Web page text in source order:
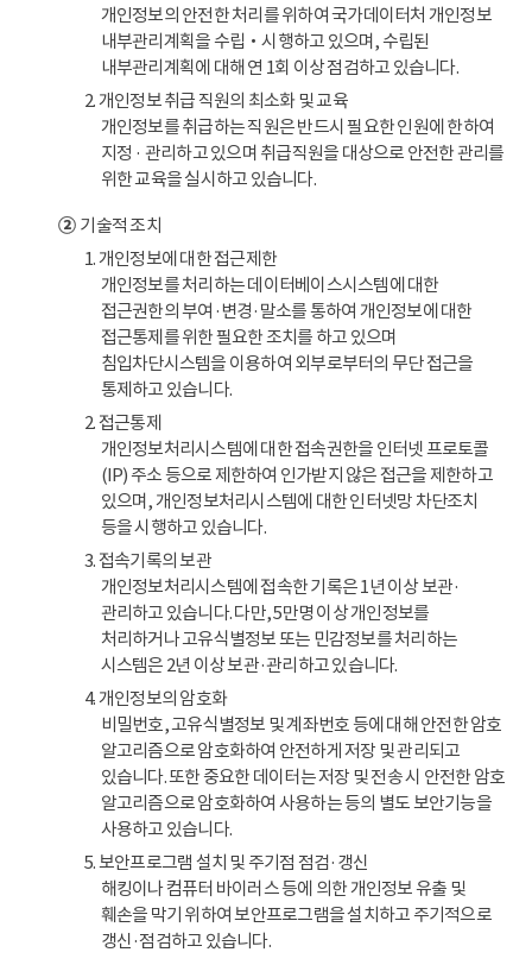
개인정보의 안전한 처리를 위하여 국가데이터처 개인정보
내부관리계획을 수립‧시행하고 있으며, 수립된
내부관리계획에 대해 연 1회 이상 점검하고 있습니다.
2. 개인정보 취급 직원의 최소화 및 교육
개인정보를 취급하는 직원은 반드시 필요한 인원에 한하여
지정 · 관리하고 있으며 취급직원을 대상으로 안전한 관리를
위한 교육을 실시하고 있습니다.
②기술적 조치
1. 개인정보에 대한 접근제한
개인정보를 처리하는 데이터베이스시스템에 대한
접근권한의 부여·변경·말소를 통하여 개인정보에 대한
접근통제를 위한 필요한 조치를 하고 있으며
침입차단시스템을 이용하여 외부로부터의 무단 접근을
통제하고 있습니다.
2. 접근통제
개인정보처리시스템에 대한 접속권한을 인터넷 프로토콜
(IP) 주소 등으로 제한하여 인가받지 않은 접근을 제한하고
있으며, 개인정보처리시스템에 대한 인터넷망 차단조치
등을 시행하고 있습니다.
3. 접속기록의 보관
개인정보처리시스템에 접속한 기록은 1년 이상 보관·
관리하고 있습니다. 다만, 5만명 이상 개인정보를
처리하거나 고유식별정보 또는 민감정보를 처리하는
시스템은 2년 이상 보관·관리하고 있습니다.
4. 개인정보의 암호화
비밀번호, 고유식별정보 및 계좌번호 등에 대해 안전한 암호
알고리즘으로 암호화하여 안전하게 저장 및 관리되고
있습니다. 또한 중요한 데이터는 저장 및 전송 시 안전한 암호
알고리즘으로 암호화하여 사용하는 등의 별도 보안기능을
사용하고 있습니다.
5. 보안프로그램 설치 및 주기점 점검·갱신
해킹이나 컴퓨터 바이러스 등에 의한 개인정보 유출 및
훼손을 막기 위하여 보안프로그램을 설치하고 주기적으로
갱신·점검하고 있습니다.